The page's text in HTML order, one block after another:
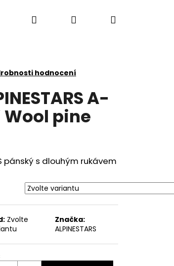
Hledat PřihlášeníNákupní
hodnocení
A-
Wool pine
pánský s dlouhým rukávem
Zvolte
Značka:
ALPINESTARS